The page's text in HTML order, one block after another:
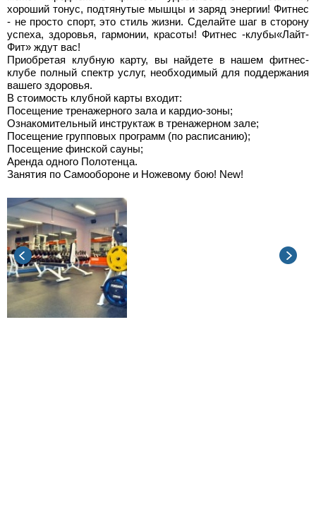
хороший тонус, подтянутые мышцы и заряд энергии! Фитнес
- не просто спорт, это стиль жизни. Сделайте шаг в сторону
успеха, здоровья, гармонии, красоты! Фитнес -клубы«Лайт-
Фит» ждут вас!
Приобретая клубную карту, вы найдете в нашем фитнес-
клубе полный спектр услуг, необходимый для поддержания
вашего здоровья.
В стоимость клубной карты входит:
Посещение тренажерного зала и кардио-зоны;
Ознакомительный инструктаж в тренажерном зале;
Посещение групповых программ (по расписанию);
Посещение финской сауны;
Аренда одного Полотенца.
Занятия по Самообороне и Ножевому бою! New!